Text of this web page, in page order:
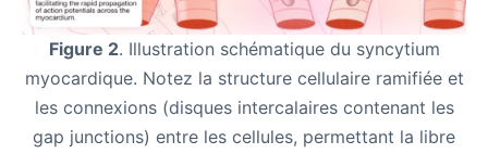
Figure 2. Illustration schématique du syncytium
myocardique. Notez la structure cellulaire ramifiée et
les connexions (disques intercalaires contenant les
gap junctions) entre les cellules, permettant la libre